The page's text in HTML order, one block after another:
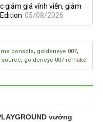
giảm giá vĩnh viễn, giảm
05/08/2026
console, goldeneye 007,
source, goldeneye 007 remake
vướng